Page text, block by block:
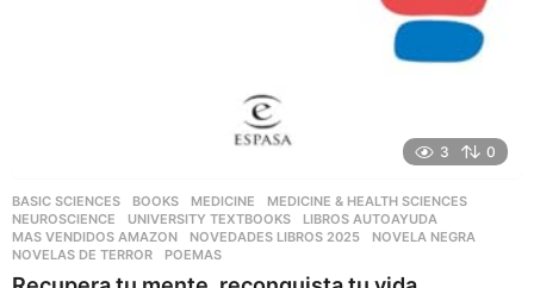
3 0
BASIC SCIENCES ,BOOKS ,MEDICINE ,MEDICINE & HEALTH SCIENCES
NEUROSCIENCE
,UNIVERSITY TEXTBOOKS LIBROS AUTOAYUDA
MAS VENDIDOS AMAZON
,NOVEDADES LIBROS 2025 ,NOVELA NEGRA
NOVELAS DE TERROR
,POEMAS